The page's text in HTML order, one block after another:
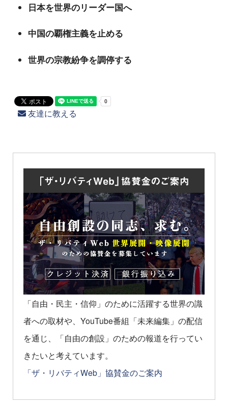
日本を世界のリーダー国へ
中国の覇権主義を止める
世界の宗教紛争を調停する
友達に教える
「自由・民主・信仰」のために活躍する世界の識
者への取材や、YouTube番組「未来編集」の配信
を通じ、「自由の創設」のための報道を行ってい
きたいと考えています。
「ザ・リバティWeb」協賛金のご案内